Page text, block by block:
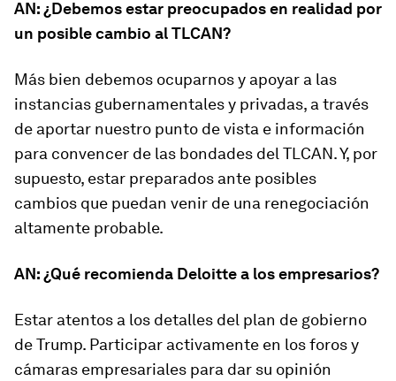
AN: ¿Debemos estar preocupados en realidad por
un posible cambio al TLCAN?
Más bien debemos ocuparnos y apoyar a las
instancias gubernamentales y privadas, a través
de aportar nuestro punto de vista e información
para convencer de las bondades del TLCAN. Y, por
supuesto, estar preparados ante posibles
cambios que puedan venir de una renegociación
altamente probable.
AN: ¿Qué recomienda Deloitte a los empresarios?
Estar atentos a los detalles del plan de gobierno
de Trump. Participar activamente en los foros y
cámaras empresariales para dar su opinión